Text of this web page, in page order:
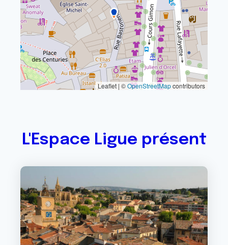
Leaflet | ©OpenStreetMapcontributors
L'Espace Ligue présent
Image